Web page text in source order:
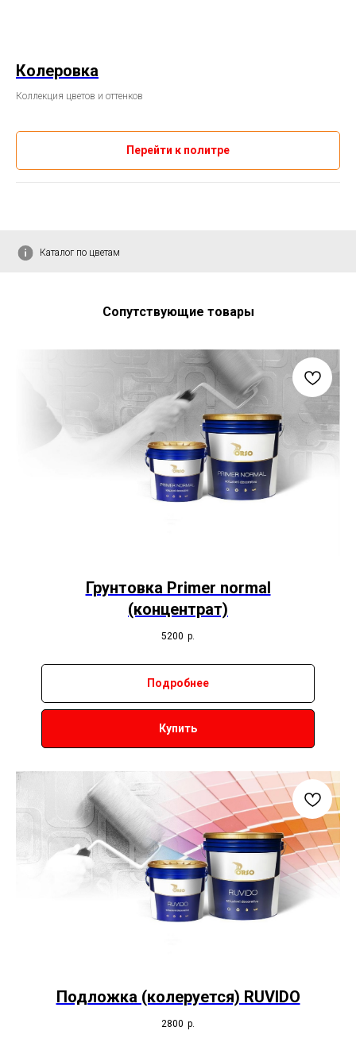
Колеровка
Коллекция цветов и оттенков
Перейти к политре
Каталог по цветам
Сопутствующие товары
Грунтовка Primer normal
(концентрат)
5200 р.
Подробнее
Купить
Подложка (колеруется) RUVIDO
2800 р.